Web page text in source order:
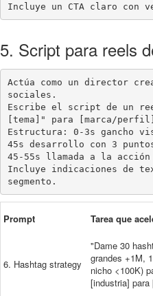
Incluye un CTA claro con
5. Script para reels
Actúa como un director
sociales.
Escribe el script de un
[tema]" para [marca/
Estructura: 0-3s gancho
45s desarrollo con 3
45-55s llamada a la
Incluye indicaciones de
segmento.
Prompt Tarea que
6. Hashtag strategy
"Dame 30
grandes +1M,
nicho <100K)
[industria] para